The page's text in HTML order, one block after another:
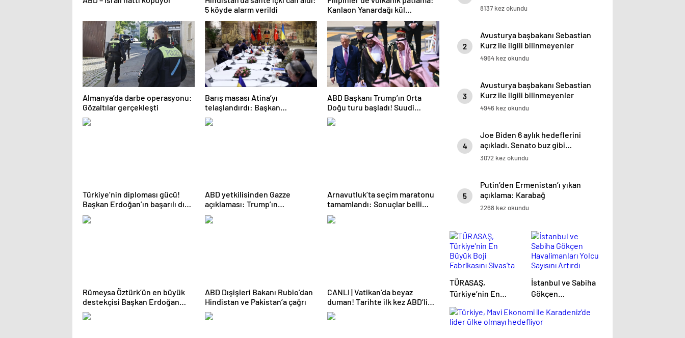
5 köyde alarm verildi
Kanlaon Yanardağı kül
püskürdü
Almanya’da darbe operasyonu:
Gözaltılar gerçekleşti
Barış masası Atina’yı
telaşlandırdı: Başkan
Erdoğan’ın hamleleri korkuttu!
‘Yunanistan için risk taşıyor’
ABD Başkanı Trump’ın Orta
Doğu turu başladı! Suudi
Arabistan’a ayak bastı
Türkiye’nin diploması gücü!
Başkan Erdoğan’ın başarılı dış
politikası dünyaya umut oluyor
ABD yetkilisinden Gazze
açıklaması: Trump’ın
gündeminde ateşkes var
Arnavutluk’ta seçim maratonu
tamamlandı: Sonuçlar belli
oldu
Rümeysa Öztürk’ün en büyük
destekçisi Başkan Erdoğan
oldu! “İlk andan itibaren takip
etti”
ABD Dışişleri Bakanı Rubio’dan
Hindistan ve Pakistan’a çağrı
CANLI | Vatikan’da beyaz
duman! Tarihte ilk kez ABD’li
Papa seçildi: Robert Francis
Prevost: 14. Leo
8137 kez okundu
2
Avusturya başbakanı Sebastian
Kurz ile ilgili bilinmeyenler
4964 kez okundu
3
Avusturya başbakanı Sebastian
Kurz ile ilgili bilinmeyenler
4946 kez okundu
4
Joe Biden 6 aylık hedeflerini
açıkladı. Senato buz gibi…
3072 kez okundu
5
Putin’den Ermenistan’ı yıkan
açıklama: Karabağ
Azerbaycan’ın ayrılmaz bir
2268 kez okundu
TÜRASAŞ,
Türkiye’nin En
Fabrikasını Sivas’ta
Kuruyor
İstanbul ve Sabiha
Gökçen
Sayısını Artırdı